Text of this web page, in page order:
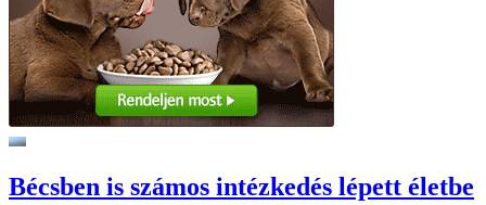
Bécsben is számos intézkedés lépett életbe